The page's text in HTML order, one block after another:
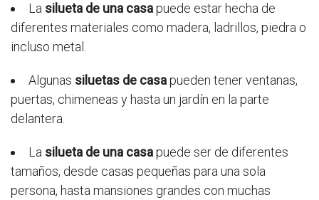
La silueta de una casapuede estar hecha de
diferentes materiales como madera, ladrillos, piedra o
incluso metal.
Algunas siluetas de casapueden tener ventanas,
puertas, chimeneas y hasta un jardín en la parte
delantera.
La silueta de una casapuede ser de diferentes
tamaños, desde casas pequeñas para una sola
persona, hasta mansiones grandes con muchas